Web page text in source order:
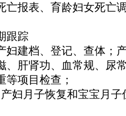
亡报表、育龄妇女死亡
跟踪
妇建档、登记、查体；
、肝肾功、血常规、尿
等项目检查；
妇月子恢复和宝宝月